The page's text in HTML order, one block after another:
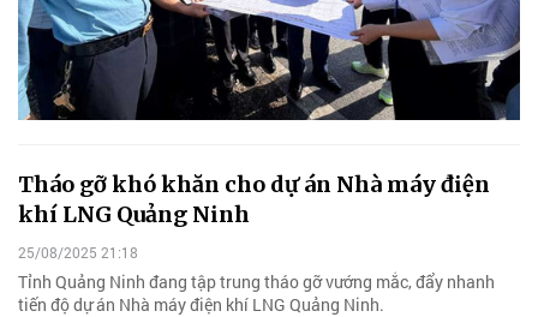
Tháo gỡ khó khăn cho dự án Nhà máy điện
khí LNG Quảng Ninh
25/08/2025 21:18
Tỉnh Quảng Ninh đang tập trung tháo gỡ vướng mắc, đẩy nhanh
tiến độ dự án Nhà máy điện khí LNG Quảng Ninh.